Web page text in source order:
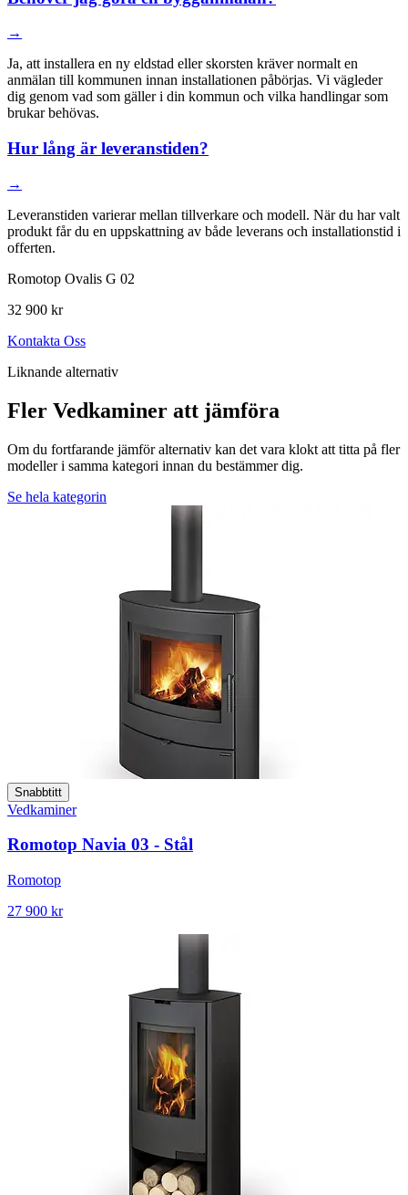
→
Ja, att installera en ny eldstad eller skorsten kräver normalt en
anmälan till kommunen innan installationen påbörjas. Vi vägleder
dig genom vad som gäller i din kommun och vilka handlingar som
brukar behövas.
Hur lång är leveranstiden?
→
Leveranstiden varierar mellan tillverkare och modell. När du har valt
produkt får du en uppskattning av både leverans och installationstid i
offerten.
Romotop Ovalis G 02
32 900 kr
Kontakta Oss
Liknande alternativ
Fler Vedkaminer att jämföra
Om du fortfarande jämför alternativ kan det vara klokt att titta på fler
modeller i samma kategori innan du bestämmer dig.
Se hela kategorin
Snabbtitt
Vedkaminer
Romotop Navia 03 - Stål
Romotop
27 900 kr